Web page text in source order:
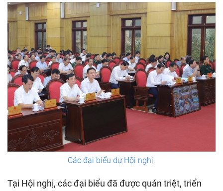
Các đại biểu dự Hội nghị.
Tại Hội nghị, các đại biểu đã được quán triệt, triển